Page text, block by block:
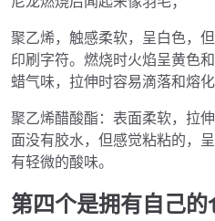
聚乙烯，触感柔软，呈白色，
印刷字符。燃烧时火焰呈黄色
蜡气味，拉伸时容易滴落和熔化
聚乙烯醋酸酯：表面柔软，拉
面没有胶水，但感觉粘粘的，
有轻微的酸味。
第四个是拥有自己的